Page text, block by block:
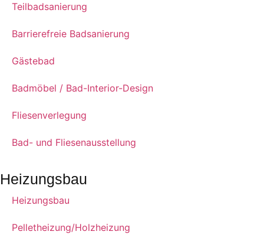
Teilbadsanierung
Barrierefreie Badsanierung
Gästebad
Badmöbel / Bad-Interior-Design
Fliesenverlegung
Bad- und Fliesenausstellung
Heizungsbau
Heizungsbau
Pelletheizung/Holzheizung